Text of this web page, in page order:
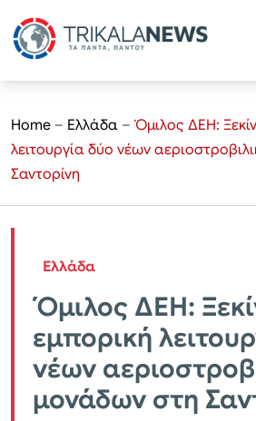
Home – Ελλάδα – Όμιλος ΔΕΗ:
λειτουργία δύο νέων
Σαντορίνη
Ελλάδα
Όμιλος ΔΕΗ:
εμπορική
νέων
μονάδων στη